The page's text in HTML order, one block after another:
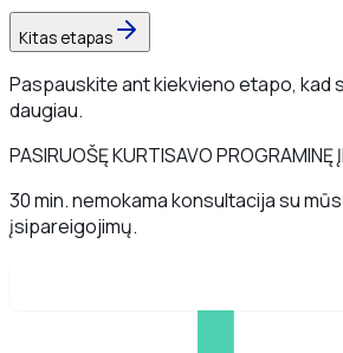
Kitas etapas
Paspauskite ant kiekvieno etapo, kad
daugiau.
PASIRUOŠĘ KURTISAVO PROGRAMINĘ
30 min. nemokama konsultacija su
įsipareigojimų.